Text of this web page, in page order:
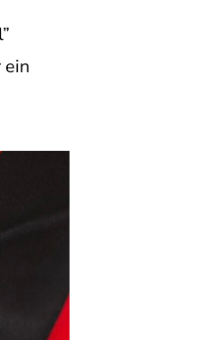
ein